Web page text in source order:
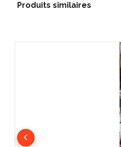
Produits similaires